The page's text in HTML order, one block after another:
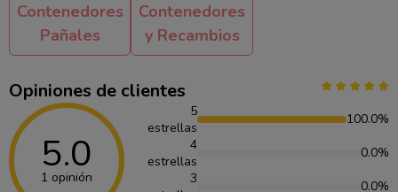
Contenedores
Pañales
Contenedores
y Recambios
Opiniones de clientes
5.0
1 opinión
5
estrellas
100.0%
4
estrellas
0.0%
3
0.0%